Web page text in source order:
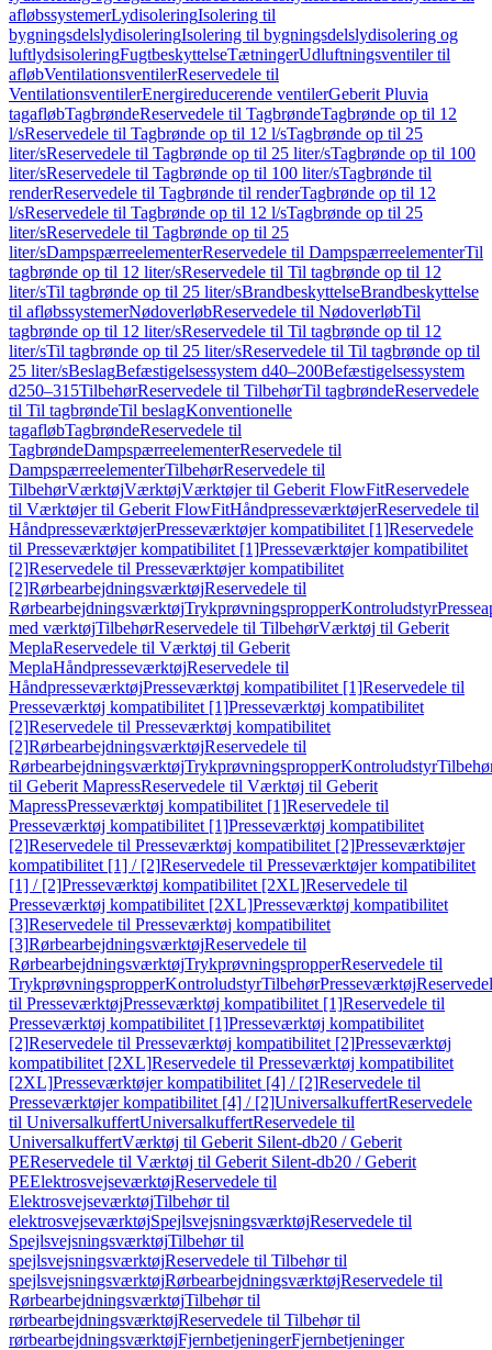
afløbssystemerLydisoleringIsolering til
bygningsdelslydisoleringIsolering til bygningsdelslydisolering og
luftlydsisoleringFugtbeskyttelseTætningerUdluftningsventiler til
afløbVentilationsventilerReservedele til
VentilationsventilerEnergireducerende ventilerGeberit Pluvia
tagafløbTagbrøndeReservedele til TagbrøndeTagbrønde op til 12
l/sReservedele til Tagbrønde op til 12 l/sTagbrønde op til 25
liter/sReservedele til Tagbrønde op til 25 liter/sTagbrønde op til 100
liter/sReservedele til Tagbrønde op til 100 liter/sTagbrønde til
renderReservedele til Tagbrønde til renderTagbrønde op til 12
l/sReservedele til Tagbrønde op til 12 l/sTagbrønde op til 25
liter/sReservedele til Tagbrønde op til 25
liter/sDampspærreelementerReservedele til DampspærreelementerTil
tagbrønde op til 12 liter/sReservedele til Til tagbrønde op til 12
liter/sTil tagbrønde op til 25 liter/sBrandbeskyttelseBrandbeskyttelse
til afløbssystemerNødoverløbReservedele til NødoverløbTil
tagbrønde op til 12 liter/sReservedele til Til tagbrønde op til 12
liter/sTil tagbrønde op til 25 liter/sReservedele til Til tagbrønde op til
25 liter/sBeslagBefæstigelsessystem d40–200Befæstigelsessystem
d250–315TilbehørReservedele til TilbehørTil tagbrøndeReservedele
til Til tagbrøndeTil beslagKonventionelle
tagafløbTagbrøndeReservedele til
TagbrøndeDampspærreelementerReservedele til
DampspærreelementerTilbehørReservedele til
TilbehørVærktøjVærktøjVærktøjer til Geberit FlowFitReservedele
til Værktøjer til Geberit FlowFitHåndpresseværktøjerReservedele til
HåndpresseværktøjerPresseværktøjer kompatibilitet [1]Reservedele
til Presseværktøjer kompatibilitet [1]Presseværktøjer kompatibilitet
[2]Reservedele til Presseværktøjer kompatibilitet
[2]RørbearbejdningsværktøjReservedele til
RørbearbejdningsværktøjTrykprøvningspropperKontroludstyr
med værktøjTilbehørReservedele til TilbehørVærktøj til Geberit
MeplaReservedele til Værktøj til Geberit
MeplaHåndpresseværktøjReservedele til
HåndpresseværktøjPresseværktøj kompatibilitet [1]Reservedele til
Presseværktøj kompatibilitet [1]Presseværktøj kompatibilitet
[2]Reservedele til Presseværktøj kompatibilitet
[2]RørbearbejdningsværktøjReservedele til
RørbearbejdningsværktøjTrykprøvningspropperKontroludstyr
til Geberit MapressReservedele til Værktøj til Geberit
MapressPresseværktøj kompatibilitet [1]Reservedele til
Presseværktøj kompatibilitet [1]Presseværktøj kompatibilitet
[2]Reservedele til Presseværktøj kompatibilitet [2]Presseværktøjer
kompatibilitet [1] / [2]Reservedele til Presseværktøjer kompatibilitet
[1] / [2]Presseværktøj kompatibilitet [2XL]Reservedele til
Presseværktøj kompatibilitet [2XL]Presseværktøj kompatibilitet
[3]Reservedele til Presseværktøj kompatibilitet
[3]RørbearbejdningsværktøjReservedele til
RørbearbejdningsværktøjTrykprøvningspropperReservedele til
TrykprøvningspropperKontroludstyrTilbehørPresseværktøj
til PresseværktøjPresseværktøj kompatibilitet [1]Reservedele til
Presseværktøj kompatibilitet [1]Presseværktøj kompatibilitet
[2]Reservedele til Presseværktøj kompatibilitet [2]Presseværktøj
kompatibilitet [2XL]Reservedele til Presseværktøj kompatibilitet
[2XL]Presseværktøjer kompatibilitet [4] / [2]Reservedele til
Presseværktøjer kompatibilitet [4] / [2]UniversalkuffertReservedele
til UniversalkuffertUniversalkuffertReservedele til
UniversalkuffertVærktøj til Geberit Silent-db20 / Geberit
PEReservedele til Værktøj til Geberit Silent-db20 / Geberit
PEElektrosvejseværktøjReservedele til
ElektrosvejseværktøjTilbehør til
elektrosvejseværktøjSpejlsvejsningsværktøjReservedele til
SpejlsvejsningsværktøjTilbehør til
spejlsvejsningsværktøjReservedele til Tilbehør til
spejlsvejsningsværktøjRørbearbejdningsværktøjReservedele til
RørbearbejdningsværktøjTilbehør til
rørbearbejdningsværktøjReservedele til Tilbehør til
rørbearbejdningsværktøjFjernbetjeningerFjernbetjeninger